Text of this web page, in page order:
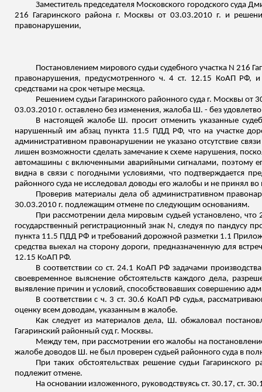
Заместитель председателя Московского городского суда
216 Гагаринского района г. Москвы от 03.03.2010 г. и
правонарушении,
Постановлением мирового судьи судебного участка N 216
правонарушения, предусмотренного ч. 4 ст. 12.15 КоАП РФ,
средствами на срок четыре месяца.
Решением судьи Гагаринского районного суда г. Москвы от
03.03.2010 г. оставлено без изменения, жалоба Ш. - без
В настоящей жалобе Ш. просит отменить указанные
нарушенный им абзац пункта 11.5 ПДД РФ, что на участке
административном правонарушении не указано отсутствие
лишен возможности сделать замечание к схеме нарушения,
автомашины с включенными аварийными сигналами, поэтому
видна в связи с погодными условиями, что подтверждается
районного суда не исследовал доводы его жалобы и не принял
Проверив материалы дела об административном
30.03.2010 г. подлежащим отмене по следующим основаниям.
При рассмотрении дела мировым судьей установлено,
государственный регистрационный знак N, следуя по пандусу
пункта 11.5 ПДД РФ и требований дорожной разметки 1.1
средства выехал на сторону дороги, предназначенную для
12.15 КоАП РФ.
В соответствии со ст. 24.1 КоАП РФ задачами
своевременное выяснение обстоятельств каждого дела,
выявление причин и условий, способствовавших совершению
В соответствии с ч. 3 ст. 30.6 КоАП РФ судья,
оценку всем доводам, указанным в жалобе.
Как следует из материалов дела, Ш. обжаловал
Гагаринский районный суд г. Москвы.
Между тем, при рассмотрении его жалобы на
жалобе доводов Ш. не был проверен судьей районного суда в
При таких обстоятельствах решение судьи
подлежит отмене.
На основании изложенного, руководствуясь ст. 30.17, ст.